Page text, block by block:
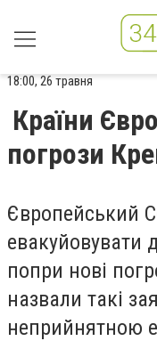
18:00, 26 травня
Країни
погрози
Європейський
евакуйовувати
попри нові
назвали такі
неприйнятною